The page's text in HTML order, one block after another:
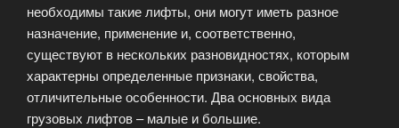
необходимы такие лифты, они могут иметь разное
назначение, применение и, соответственно,
существуют в нескольких разновидностях, которым
характерны определенные признаки, свойства,
отличительные особенности. Два основных вида
грузовых лифтов – малые и большие.